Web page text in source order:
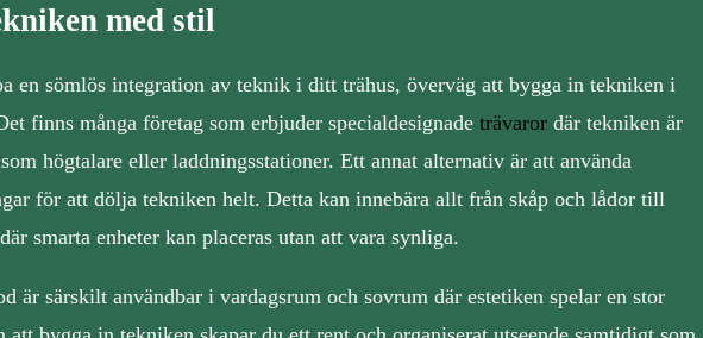
med stil
en sömlös integration av teknik i ditt trähus, överväg att bygga in tekniken i
finns många företag som erbjuder specialdesignade trävaror där tekniken är
högtalare eller laddningsstationer. Ett annat alternativ är att använda
för att dölja tekniken helt. Detta kan innebära allt från skåp och lådor till
smarta enheter kan placeras utan att vara synliga.
är särskilt användbar i vardagsrum och sovrum där estetiken spelar en stor